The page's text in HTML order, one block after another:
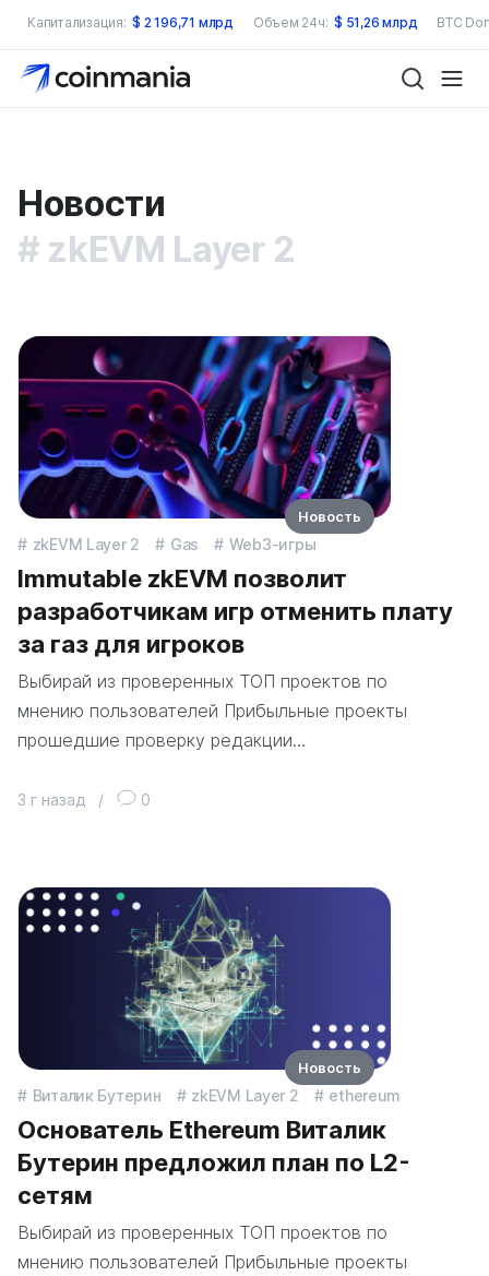
Капитализация: $ 2 196,71 млрд Объем 24ч: $ 51,26 млрд BTC
Новости
zkEVM Layer 2
zkEVM Layer 2 Gas Web3-игры
Immutable zkEVM позволит
разработчикам игр отменить плату
за газ для игроков
Выбирай из проверенных ТОП проектов по
мнению пользователей Прибыльные проекты
прошедшие проверку редакции…
3 г назад / 0
Новость
Виталик Бутерин zkEVM Layer 2 ethereum
Основатель Ethereum Виталик
Бутерин предложил план по L2-
сетям
Выбирай из проверенных ТОП проектов по
мнению пользователей Прибыльные проекты
Новость